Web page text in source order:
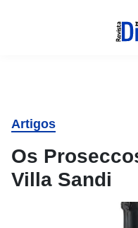
Artigos
Os
Villa Sandi